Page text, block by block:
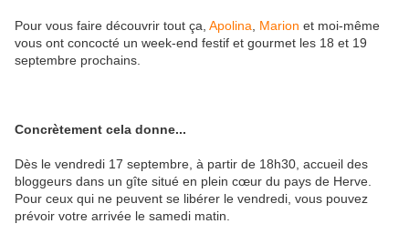
Pour vous faire découvrir tout ça, Apolina Marion et moi-même
vous ont concocté un week-end festif et gourmet les 18 et 19
septembre prochains.
Concrètement cela donne...
Dès le vendredi 17 septembre, à partir de 18h30, accueil des
bloggeurs dans un gîte situé en plein cœur du pays de Herve.
Pour ceux qui ne peuvent se libérer le vendredi, vous pouvez
prévoir votre arrivée le samedi matin.